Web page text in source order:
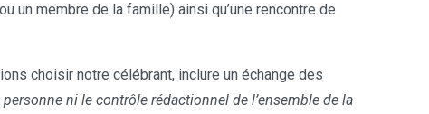
un membre de la famille) ainsi qu’une rencontre de
choisir notre célébrant, inclure un échange des
ni le contrôle rédactionnel de l’ensemble de la